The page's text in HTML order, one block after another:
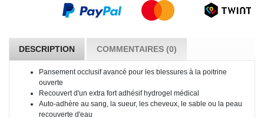
DESCRIPTION COMMENTAIRES (0)
Pansement occlusif avancé pour les blessures à la poitrine
ouverte
Recouvert d'un extra fort adhésif hydrogel médical
Auto-adhère au sang, la sueur, les cheveux, le sable ou la peau
recouverte d'eau